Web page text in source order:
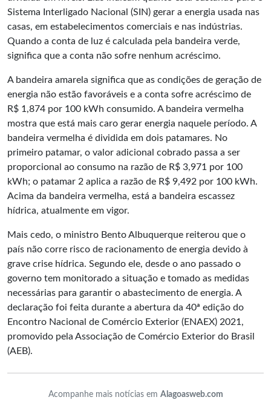
Sistema Interligado Nacional (SIN) gerar a energia usada nas
casas, em estabelecimentos comerciais e nas indústrias.
Quando a conta de luz é calculada pela bandeira verde,
significa que a conta não sofre nenhum acréscimo.
A bandeira amarela significa que as condições de geração de
energia não estão favoráveis e a conta sofre acréscimo de
R$ 1,874 por 100 kWh consumido. A bandeira vermelha
mostra que está mais caro gerar energia naquele período. A
bandeira vermelha é dividida em dois patamares. No
primeiro patamar, o valor adicional cobrado passa a ser
proporcional ao consumo na razão de R$ 3,971 por 100
kWh; o patamar 2 aplica a razão de R$ 9,492 por 100 kWh.
Acima da bandeira vermelha, está a bandeira escassez
hídrica, atualmente em vigor.
Mais cedo, o ministro Bento Albuquerque reiterou que o
país não corre risco de racionamento de energia devido à
grave crise hídrica. Segundo ele, desde o ano passado o
governo tem monitorado a situação e tomado as medidas
necessárias para garantir o abastecimento de energia. A
declaração foi feita durante a abertura da 40ª edição do
Encontro Nacional de Comércio Exterior (ENAEX) 2021,
promovido pela Associação de Comércio Exterior do Brasil
(AEB).
Acompanhe mais notícias em Alagoasweb.com